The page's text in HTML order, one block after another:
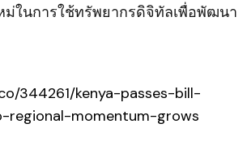
ม่ในการใช้ทรัพยากรดิจิทัลเพื่อพัฒนา
344261/kenya-passes-bill-
regional-momentum-grows